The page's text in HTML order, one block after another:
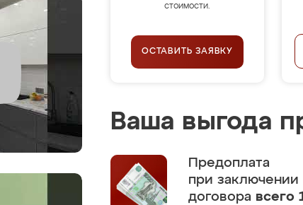
стоимости.
ОСТАВИТЬ ЗАЯВКУ
Ваша выгода
Предоплата
при заключении
договора всего